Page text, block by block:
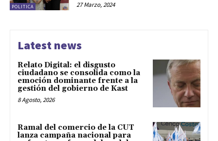
POLITICA 27 Marzo, 2024
Latest news
Relato Digital: el disgusto
ciudadano se consolida como la
emoción dominante frente a la
gestión del gobierno de Kast
8 Agosto, 2026
Ramal del comercio de la CUT
lanza campaña nacional para